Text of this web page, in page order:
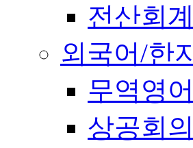
전산회
외국어/한
무역영어
상공회